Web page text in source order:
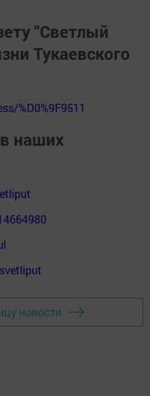
"Светлый
Тукаевского
%D0%9F9511
наших
новости